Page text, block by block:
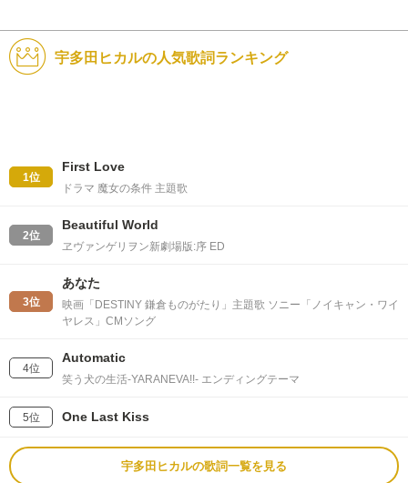
宇多田ヒカルの人気歌詞ランキング
1位
First Love
ドラマ 魔女の条件 主題歌
2位
Beautiful World
ヱヴァンゲリヲン新劇場版:序 ED
3位
あなた
映画「DESTINY 鎌倉ものがたり」主題歌 ソニー「ノイキャン・ワイ
ヤレス」CMソング
4位
Automatic
笑う犬の生活-YARANEVA!!- エンディングテーマ
5位 One Last Kiss
宇多田ヒカルの歌詞一覧を見る